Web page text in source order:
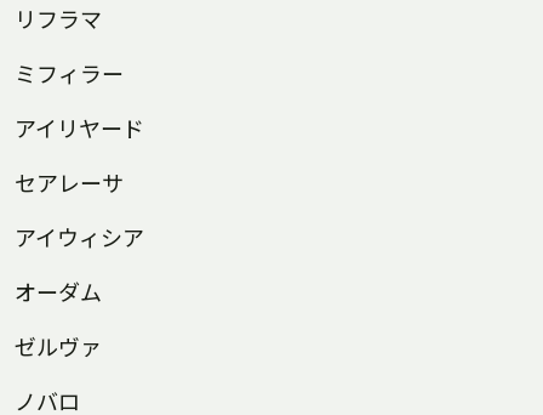
リフラマ
ミフィラー
アイリヤード
セアレーサ
アイウィシア
オーダム
ゼルヴァ
ノバロ